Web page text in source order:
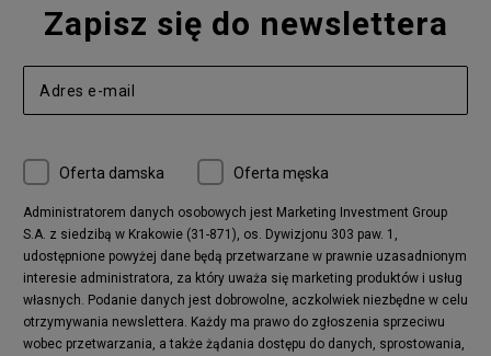
Zapisz się do newslettera
Oferta damska Oferta męska
Administratorem danych osobowych jest Marketing Investment Group
S.A. z siedzibą w Krakowie (31-871), os. Dywizjonu 303 paw. 1,
udostępnione powyżej dane będą przetwarzane w prawnie uzasadnionym
interesie administratora, za który uważa się marketing produktów i usług
własnych. Podanie danych jest dobrowolne, aczkolwiek niezbędne w celu
otrzymywania newslettera. Każdy ma prawo do zgłoszenia sprzeciwu
wobec przetwarzania, a także żądania dostępu do danych, sprostowania,